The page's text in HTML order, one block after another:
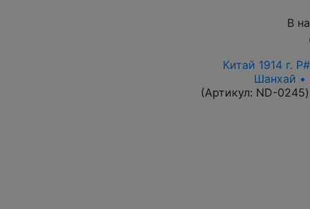
В
Китай 1914 г.
Шанхай •
(Артикул: ND-0245)